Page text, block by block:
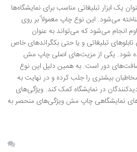
یک ابزار تبلیغاتی مناسب برای نمایشگاه‌ها
می‌شود. این نوع چاپ معمولاً بر روی
انجام می‌شود که می‌تواند به عنوان
تبلیغاتی و یا حتی بکگراندهای خاص
شود. یکی از مزیت‌های اصلی چاپ مش
دور است. به همین دلیل این نوع
بیشتری را جلب کرده و در نهایت به
در نمایشگاه کمک کند. ویژگی‌های
نمایشگاهی چاپ مش ویژگی‌های منحصر به